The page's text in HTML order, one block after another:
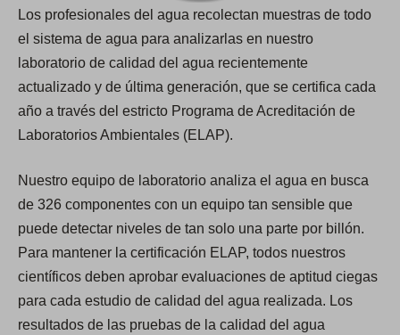
Los profesionales del agua recolectan muestras de todo
el sistema de agua para analizarlas en nuestro
laboratorio de calidad del agua recientemente
actualizado y de última generación, que se certifica cada
año a través del estricto Programa de Acreditación de
Laboratorios Ambientales (ELAP).
Nuestro equipo de laboratorio analiza el agua en busca
de 326 componentes con un equipo tan sensible que
puede detectar niveles de tan solo una parte por billón.
Para mantener la certificación ELAP, todos nuestros
científicos deben aprobar evaluaciones de aptitud ciegas
para cada estudio de calidad del agua realizada. Los
resultados de las pruebas de la calidad del agua